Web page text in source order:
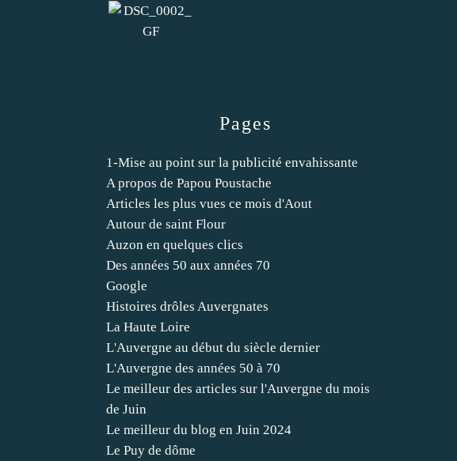
Pages
1-Mise au point sur la publicité envahissante
A propos de Papou Poustache
Articles les plus vues ce mois d'Aout
Autour de saint Flour
Auzon en quelques clics
Des années 50 aux années 70
Google
Histoires drôles Auvergnates
La Haute Loire
L'Auvergne au début du siècle dernier
L'Auvergne des années 50 à 70
Le meilleur des articles sur l'Auvergne du mois
de Juin
Le meilleur du blog en Juin 2024
Le Puy de dôme